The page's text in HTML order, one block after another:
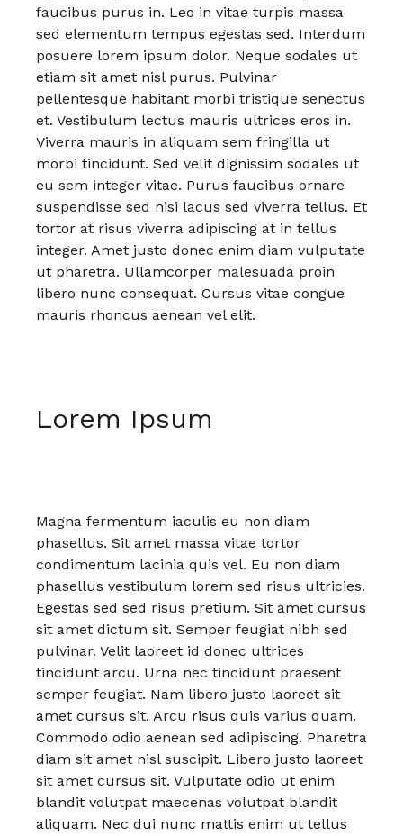
faucibus purus in. Leo in vitae turpis massa
sed elementum tempus egestas sed. Interdum
posuere lorem ipsum dolor. Neque sodales ut
etiam sit amet nisl purus. Pulvinar
pellentesque habitant morbi tristique senectus
et. Vestibulum lectus mauris ultrices eros in.
Viverra mauris in aliquam sem fringilla ut
morbi tincidunt. Sed velit dignissim sodales ut
eu sem integer vitae. Purus faucibus ornare
suspendisse sed nisi lacus sed viverra tellus. Et
tortor at risus viverra adipiscing at in tellus
integer. Amet justo donec enim diam vulputate
ut pharetra. Ullamcorper malesuada proin
libero nunc consequat. Cursus vitae congue
mauris rhoncus aenean vel elit.
Lorem Ipsum
Magna fermentum iaculis eu non diam
phasellus. Sit amet massa vitae tortor
condimentum lacinia quis vel. Eu non diam
phasellus vestibulum lorem sed risus ultricies.
Egestas sed sed risus pretium. Sit amet cursus
sit amet dictum sit. Semper feugiat nibh sed
pulvinar. Velit laoreet id donec ultrices
tincidunt arcu. Urna nec tincidunt praesent
semper feugiat. Nam libero justo laoreet sit
amet cursus sit. Arcu risus quis varius quam.
Commodo odio aenean sed adipiscing. Pharetra
diam sit amet nisl suscipit. Libero justo laoreet
sit amet cursus sit. Vulputate odio ut enim
blandit volutpat maecenas volutpat blandit
aliquam. Nec dui nunc mattis enim ut tellus